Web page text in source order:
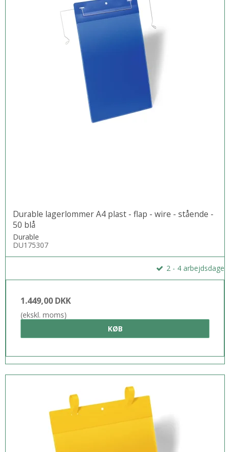
Durable lagerlommer A4 plast - flap - wire - stående -
50 blå
Durable
DU175307
2 - 4 arbejdsdage
1.449,00 DKK
(ekskl. moms)
KØB